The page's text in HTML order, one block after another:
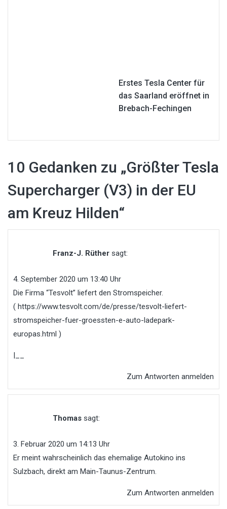
Erstes Tesla Center für
das Saarland eröffnet in
Brebach-Fechingen
10 Gedanken zu „Größter Tesla
Supercharger (V3) in der EU
am Kreuz Hilden“
Franz-J. Rüther sagt:
4. September 2020 um 13:40 Uhr
Die Firma “Tesvolt” liefert den Stromspeicher.
( https://www.tesvolt.com/de/presse/tesvolt-liefert-
stromspeicher-fuer-groessten-e-auto-ladepark-
europas.html )
Zum Antworten anmelden
Thomas sagt:
3. Februar 2020 um 14:13 Uhr
Er meint wahrscheinlich das ehemalige Autokino ins
Sulzbach, direkt am Main-Taunus-Zentrum.
Zum Antworten anmelden